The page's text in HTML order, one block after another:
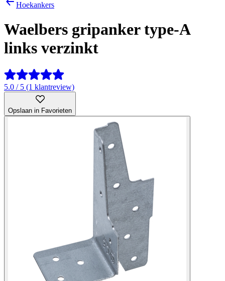
Hoekankers
Waelbers gripanker type-A
links verzinkt
5.0 / 5 (1 klantreview)
Opslaan in Favorieten